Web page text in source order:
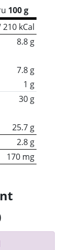
100 g
kCal
8.8 g
7.8 g
1 g
30 g
25.7 g
2.8 g
170 mg